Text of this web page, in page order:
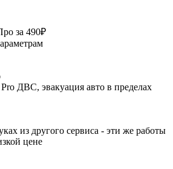
за 490₽
ДВС, эвакуация авто в пределах
из другого сервиса - эти же работы
цене